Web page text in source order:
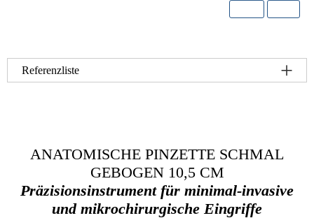
Referenzliste
ANATOMISCHE PINZETTE SCHMAL
GEBOGEN 10,5 CM
Präzisionsinstrument für minimal-invasive
und mikrochirurgische Eingriffe